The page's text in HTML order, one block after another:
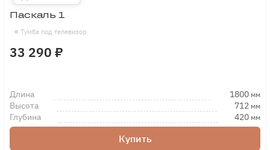
Тумба под телевизор
Паскаль 1
33 290 ₽
Длина 1800 мм
Высота 712 мм
Глубина 420 мм
Купить